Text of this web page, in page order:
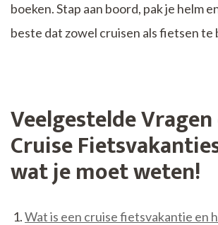
boeken. Stap aan boord, pak je helm
beste dat zowel cruisen als fietsen te
Veelgestelde
Cruise
wat je moet weten!
Wat is een cruise fietsvakantie en